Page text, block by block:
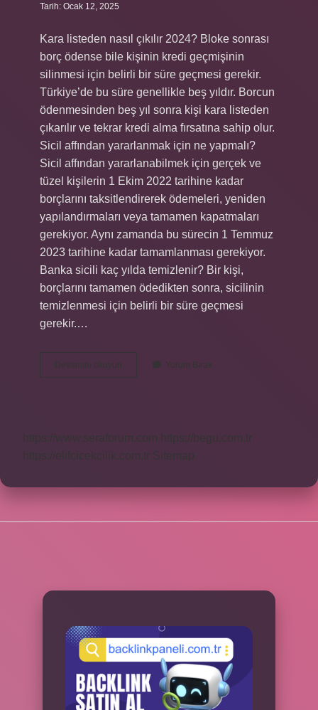
Tarih: Ocak 12, 2025
Kara listeden nasıl çıkılır 2024? Bloke sonrası
borç ödense bile kişinin kredi geçmişinin
silinmesi için belirli bir süre geçmesi gerekir.
Türkiye’de bu süre genellikle beş yıldır. Borcun
ödenmesinden beş yıl sonra kişi kara listeden
çıkarılır ve tekrar kredi alma fırsatına sahip olur.
Sicil affından yararlanmak için ne yapmalı?
Sicil affından yararlanabilmek için gerçek ve
tüzel kişilerin 1 Ekim 2022 tarihine kadar
borçlarını taksitlendirerek ödemeleri, yeniden
yapılandırmaları veya tamamen kapatmaları
gerekiyor. Aynı zamanda bu sürecin 1 Temmuz
2023 tarihine kadar tamamlanması gerekiyor.
Banka sicili kaç yılda temizlenir? Bir kişi,
borçlarını tamamen ödedikten sonra, sicilinin
temizlenmesi için belirli bir süre geçmesi
gerekir.…
Devamını okuyun
Affı
Yorum Bırak
https://www.seraforum.com
https://begu.com.tr
https://elifcicekcilik.com.tr
Sitemap